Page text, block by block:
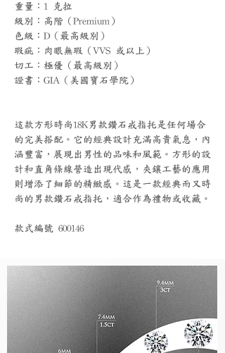
重量：1 克拉
級別：高階（Premium）
色級：D（最高級別）
瑕疵：肉眼無瑕（VVS 或以上）
切工：極優（最高級別）
證書：GIA（美國寶石學院）
這款方形時尚18K男款鑽石戒指托是任何場合
的完美搭配。它的經典設計充滿高貴氣息，內
涵豐富，展現出男性的品味和風範。方形的設
計和直角條線營造出現代感，夾鑲工藝的應用
則增添了細節的精緻感。這是一款經典而又時
尚的男款鑽石戒指托，適合作為禮物或收藏。
款式編號 600146